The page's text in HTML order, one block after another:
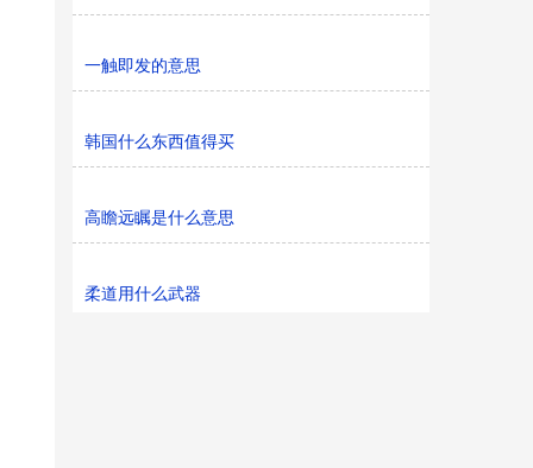
一触即发的意思
韩国什么东西值得买
高瞻远瞩是什么意思
柔道用什么武器